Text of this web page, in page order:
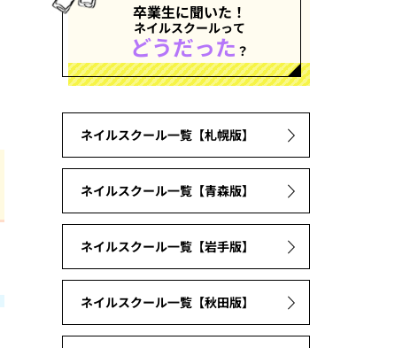
卒業生に聞いた！
ネイルスクールって
どうだった ？
ネイルスクール一覧【札幌版】
ネイルスクール一覧【青森版】
ネイルスクール一覧【岩手版】
ネイルスクール一覧【秋田版】